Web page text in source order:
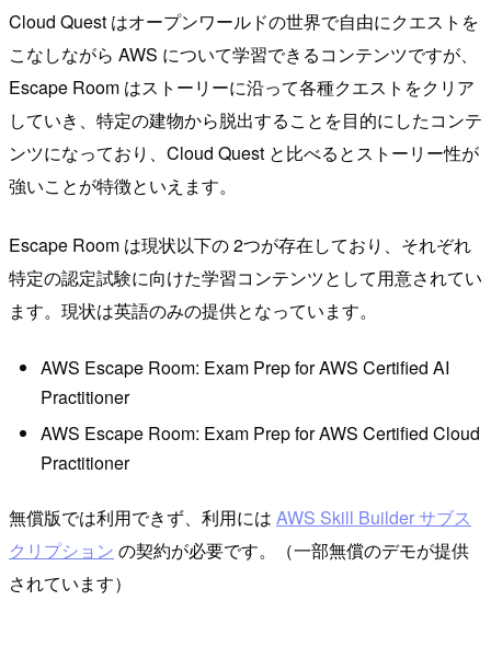
Cloud Quest はオープンワールドの世界で自由にクエストを
こなしながら AWS について学習できるコンテンツですが、
Escape Room はストーリーに沿って各種クエストをクリア
していき、特定の建物から脱出することを目的にしたコンテ
ンツになっており、Cloud Quest と比べるとストーリー性が
強いことが特徴といえます。
Escape Room は現状以下の 2つが存在しており、それぞれ
特定の認定試験に向けた学習コンテンツとして用意されてい
ます。現状は英語のみの提供となっています。
AWS Escape Room: Exam Prep for AWS Certified AI
Practitioner
AWS Escape Room: Exam Prep for AWS Certified Cloud
Practitioner
無償版では利用できず、利用には AWS Skill Builder サブス
クリプション の契約が必要です。（一部無償のデモが提供
されています）